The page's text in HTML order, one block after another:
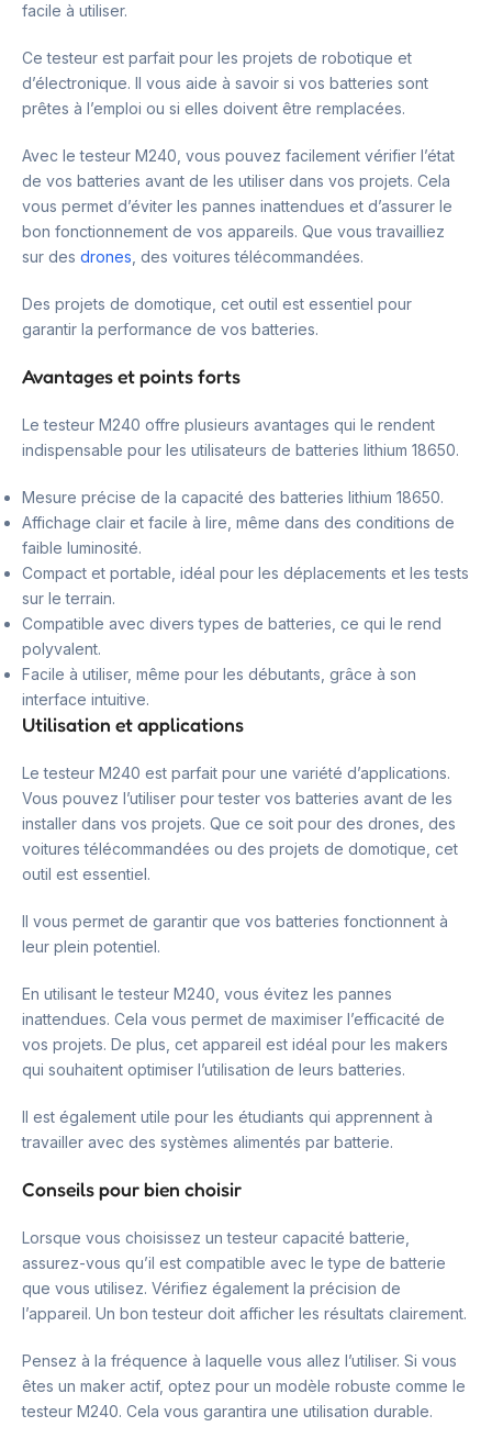
facile à utiliser.
Ce testeur est parfait pour les projets de robotique et
d’électronique. Il vous aide à savoir si vos batteries sont
prêtes à l’emploi ou si elles doivent être remplacées.
Avec le testeur M240, vous pouvez facilement vérifier l’état
de vos batteries avant de les utiliser dans vos projets. Cela
vous permet d’éviter les pannes inattendues et d’assurer le
bon fonctionnement de vos appareils. Que vous travailliez
sur des drones , des voitures télécommandées.
Des projets de domotique, cet outil est essentiel pour
garantir la performance de vos batteries.
Avantages et points forts
Le testeur M240 offre plusieurs avantages qui le rendent
indispensable pour les utilisateurs de batteries lithium 18650.
Mesure précise de la capacité des batteries lithium 18650.
Affichage clair et facile à lire, même dans des conditions de
faible luminosité.
Compact et portable, idéal pour les déplacements et les tests
sur le terrain.
Compatible avec divers types de batteries, ce qui le rend
polyvalent.
Facile à utiliser, même pour les débutants, grâce à son
interface intuitive.
Utilisation et applications
Le testeur M240 est parfait pour une variété d’applications.
Vous pouvez l’utiliser pour tester vos batteries avant de les
installer dans vos projets. Que ce soit pour des drones, des
voitures télécommandées ou des projets de domotique, cet
outil est essentiel.
Il vous permet de garantir que vos batteries fonctionnent à
leur plein potentiel.
En utilisant le testeur M240, vous évitez les pannes
inattendues. Cela vous permet de maximiser l’efficacité de
vos projets. De plus, cet appareil est idéal pour les makers
qui souhaitent optimiser l’utilisation de leurs batteries.
Il est également utile pour les étudiants qui apprennent à
travailler avec des systèmes alimentés par batterie.
Conseils pour bien choisir
Lorsque vous choisissez un testeur capacité batterie,
assurez-vous qu’il est compatible avec le type de batterie
que vous utilisez. Vérifiez également la précision de
l’appareil. Un bon testeur doit afficher les résultats clairement.
Pensez à la fréquence à laquelle vous allez l’utiliser. Si vous
êtes un maker actif, optez pour un modèle robuste comme le
testeur M240. Cela vous garantira une utilisation durable.